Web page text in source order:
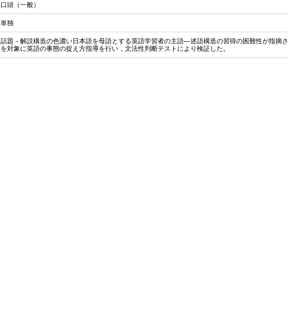
口頭（一般）
単独
話題－解説構造の色濃い日本語を母語とする英語学習者の主語―述語構造の習得の困難性が指摘
を対象に英語の事態の捉え方指導を行い，文法性判断テストにより検証した。